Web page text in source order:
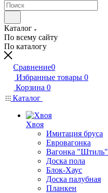
Каталог
По всему сайту
По каталогу
Сравнение0
Избранные товары 0
Корзина 0
Каталог
Хвоя
Имитация бруса
Евровагонка
Вагонка "Штиль"
Доска пола
Блок-Хаус
Доска палубная
Планкен